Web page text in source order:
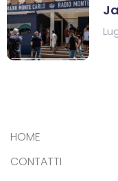
HOME
CONTATTI